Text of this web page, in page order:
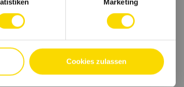
Marketing
Cookies zulassen